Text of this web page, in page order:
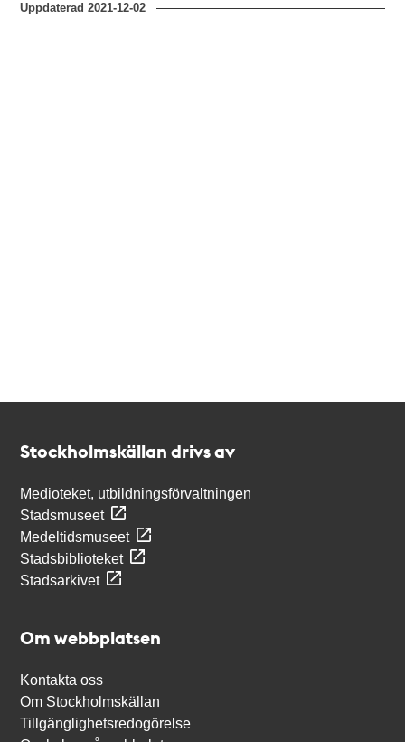
Uppdaterad2021-12-02
Stockholmskällan drivs av
Medioteket, utbildningsförvaltningen
Stadsmuseet
Medeltidsmuseet
Stadsbiblioteket
Stadsarkivet
Om webbplatsen
Kontakta oss
Om Stockholmskällan
Tillgänglighetsredogörelse